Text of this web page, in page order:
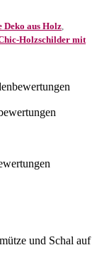
aus Holz
Holzschilder mit
und Schal auf